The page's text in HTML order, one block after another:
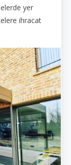
yer
ihracat